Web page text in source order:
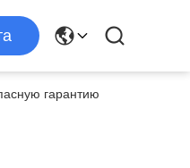
гарантию